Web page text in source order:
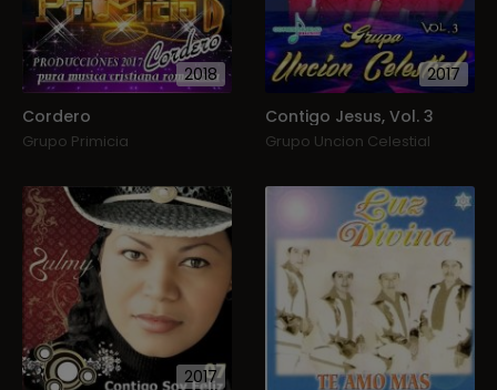
2018
Cordero
Grupo Primicia
2017
Contigo Jesus, Vol. 3
Grupo Uncion Celestial
2017